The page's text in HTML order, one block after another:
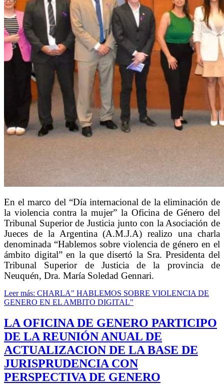
En el marco del “Día internacional de la eliminación de
la violencia contra la mujer” la Oficina de Género del
Tribunal Superior de Justicia junto con la Asociación de
Jueces de la Argentina (A.M.J.A) realizo una charla
denominada “Hablemos sobre violencia de género en el
ámbito digital” en la que disertó la Sra. Presidenta del
Tribunal Superior de Justicia de la provincia de
Neuquén, Dra. María Soledad Gennari.
Leer más: CHARLA" HABLEMOS SOBRE VIOLENCIA DE
GENERO EN EL AMBITO DIGITAL"
LA OFICINA DE GENERO PARTICIPO
DE LA REUNIÓN ANUAL DE
ACTUALIZACION DE LA BASE DE
JURISPRUDENCIA CON
PERSPECTIVA DE GENERO